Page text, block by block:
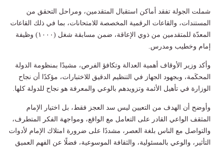
شملت الجولة تفقد أماكن استقبال المتقدمين، ومراحل التحقق من
المستندات، والقاعات الرقمية المخصصة للامتحانات، بما في ذلك القاعات
المعدّة للمتقدمين من ذوي الإعاقة، ضمن مسابقة شغل (١٠٠٠) وظيفة
إمام وخطيب ومدرس.
وأكد وزير الأوقاف أهمية العدالة وتكافؤ الفرص، مشيدًا بمنظومة الدولة
المحكَمة، وبجهود الجهاز في التنظيم الدقيق للاختبارات، مؤكدًا أن نجاح
الوزارة في تأهيل الأئمة وتزويدهم بالوعي والمعرفة هو نجاح للدولة كلها.
وأوضح أن الهدف من التعيين ليس سد العجز فقط، بل اختيار الإمام
المثقف الواعي القادر على التعامل مع الواقع، ومواجهة الفكر المتطرف،
والتواصل مع الناس بلغة العصر، مشددًا على ضرورة امتلاك الإمام لأدوات
التأثير، والوعي بالمسئولية، والثقافة الموسوعية، فضلًا عن الفهم العميق